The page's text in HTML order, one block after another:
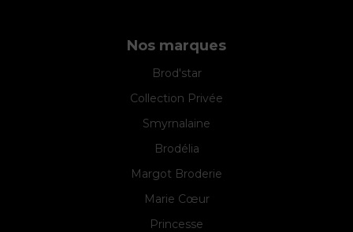
Nos marques
Brod'star
Collection Privée
Smyrnalaine
Brodélia
Margot Broderie
Marie Cœur
Princesse